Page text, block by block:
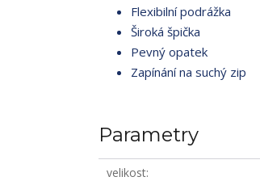
Flexibilní podrážka
Široká špička
Pevný opatek
Zapínání na suchý zip
Parametry
velikost